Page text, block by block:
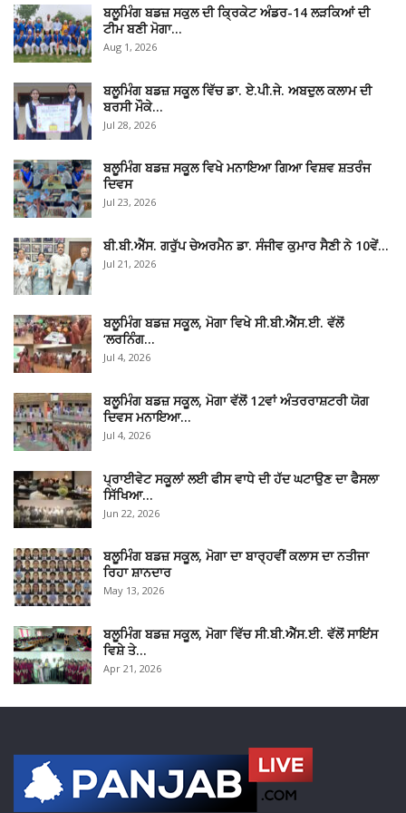
ਬਲੂਮਿੰਗ ਬਡਜ਼ ਸਕੁਲ ਦੀ ਕ੍ਰਿਕੇਟ ਅੰਡਰ-14 ਲੜਕਿਆਂ ਦੀ
ਟੀਮ ਬਣੀ ਮੋਗਾ…
Aug 1, 2026
ਬਲੂਮਿੰਗ ਬਡਜ਼ ਸਕੂਲ ਵਿੱਚ ਡਾ. ਏ.ਪੀ.ਜੇ. ਅਬਦੁਲ ਕਲਾਮ ਦੀ
ਬਰਸੀ ਮੌਕੇ…
Jul 28, 2026
ਬਲੂਮਿੰਗ ਬਡਜ਼ ਸਕੂਲ ਵਿਖੇ ਮਨਾਇਆ ਗਿਆ ਵਿਸ਼ਵ ਸ਼ਤਰੰਜ
ਦਿਵਸ
Jul 23, 2026
ਬੀ.ਬੀ.ਐੱਸ. ਗਰੁੱਪ ਚੇਅਰਮੈਨ ਡਾ. ਸੰਜੀਵ ਕੁਮਾਰ ਸੈਣੀ ਨੇ 10ਵੇਂ…
Jul 21, 2026
ਬਲੂਮਿੰਗ ਬਡਜ਼ ਸਕੂਲ, ਮੋਗਾ ਵਿਖੇ ਸੀ.ਬੀ.ਐੱਸ.ਈ. ਵੱਲੋਂ
‘ਲਰਨਿੰਗ…
Jul 4, 2026
ਬਲੂਮਿੰਗ ਬਡਜ਼ ਸਕੂਲ, ਮੋਗਾ ਵੱਲੋਂ 12ਵਾਂ ਅੰਤਰਰਾਸ਼ਟਰੀ ਯੋਗ
ਦਿਵਸ ਮਨਾਇਆ…
Jul 4, 2026
ਪ੍ਰਾਈਵੇਟ ਸਕੂਲਾਂ ਲਈ ਫੀਸ ਵਾਧੇ ਦੀ ਹੱਦ ਘਟਾਉਣ ਦਾ ਫੈਸਲਾ
ਸਿੱਖਿਆ…
Jun 22, 2026
ਬਲੂਮਿੰਗ ਬਡਜ਼ ਸਕੂਲ, ਮੋਗਾ ਦਾ ਬਾਰ੍ਹਵੀਂ ਕਲਾਸ ਦਾ ਨਤੀਜਾ
ਰਿਹਾ ਸ਼ਾਨਦਾਰ
May 13, 2026
ਬਲੂਮਿੰਗ ਬਡਜ਼ ਸਕੂਲ, ਮੋਗਾ ਵਿੱਚ ਸੀ.ਬੀ.ਐੱਸ.ਈ. ਵੱਲੋਂ ਸਾਇਂਸ
ਵਿਸ਼ੇ ਤੇ…
Apr 21, 2026